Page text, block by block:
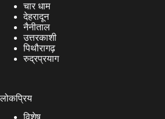
चार धाम
देहरादून
नैनीताल
उत्तरकाशी
पिथौरागढ़
रुद्रप्रयाग
लोकप्रिय